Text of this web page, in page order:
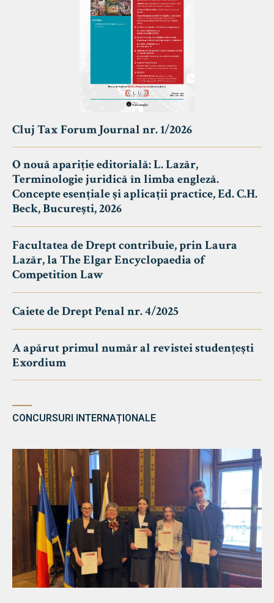
Cluj Tax Forum Journal nr. 1/2026
O nouă apariție editorială: L. Lazăr,
Terminologie juridică în limba engleză.
Concepte esențiale și aplicații practice, Ed. C.H.
Beck, București, 2026
Facultatea de Drept contribuie, prin Laura
Lazăr, la The Elgar Encyclopaedia of
Competition Law
Caiete de Drept Penal nr. 4/2025
A apărut primul număr al revistei studențești
Exordium
CONCURSURI INTERNAȚIONALE